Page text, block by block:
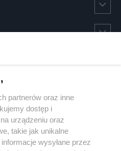
partnerów oraz inne
dostęp i
urządzeniu oraz
takie jak unikalne
wysyłane przez